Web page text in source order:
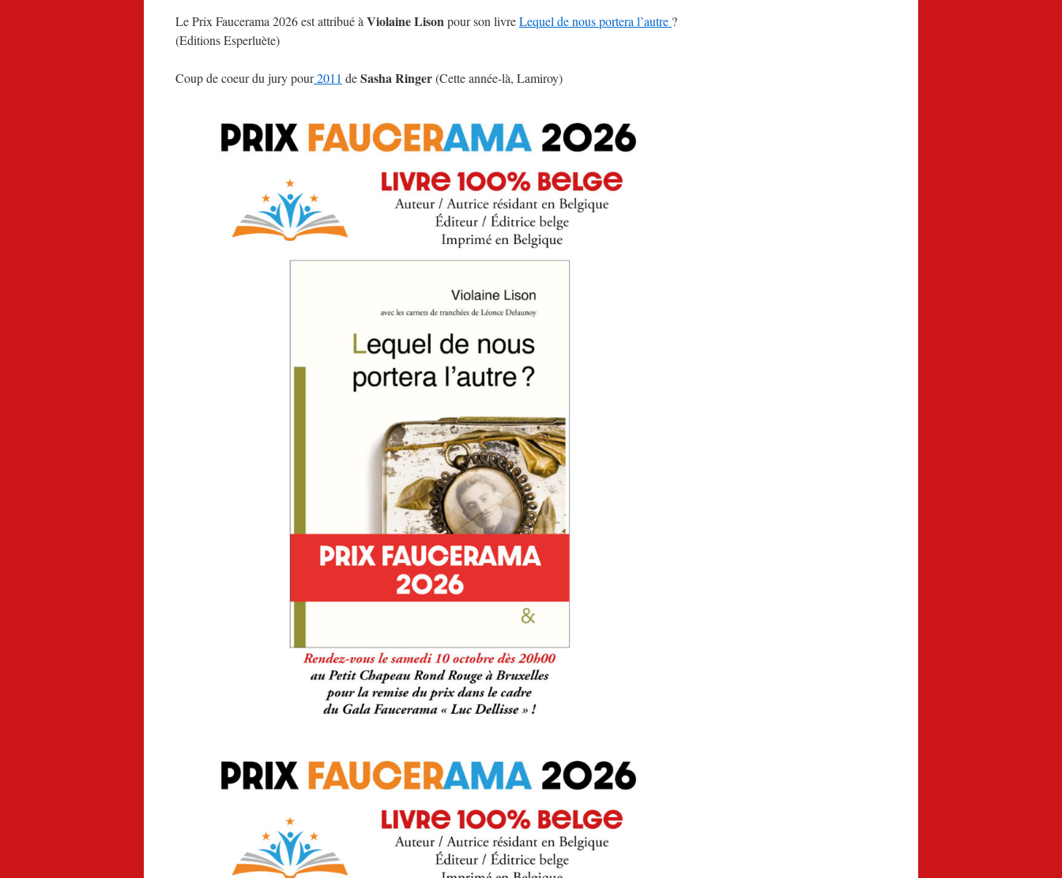
octobre
!
Le Prix Faucerama 2026 est attribué à Violaine Lisonpour son livreLequel de nous portera l’autre ?
(Editions Esperluète)
Coup de coeur du jury pour2011 deSasha Ringer(Cette année-là, Lamiroy)